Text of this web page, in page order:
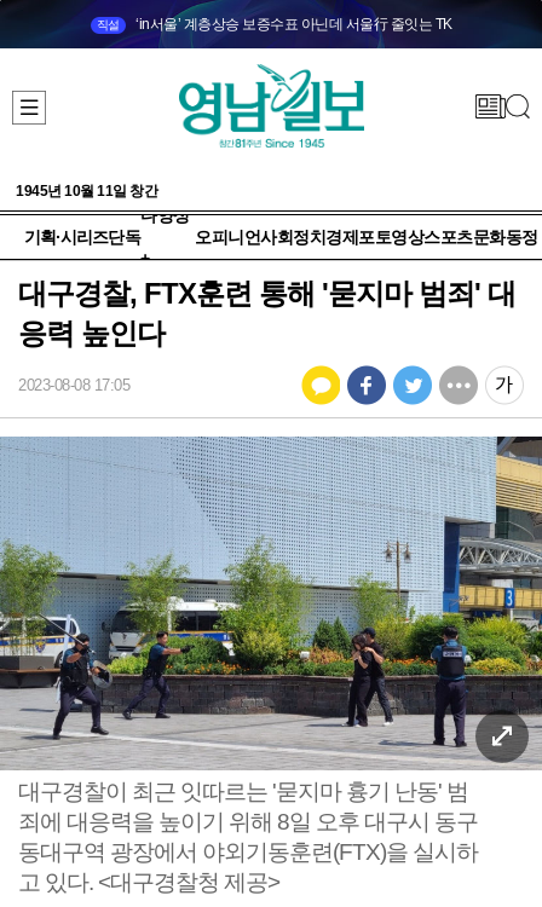
직설 ‘in서울’ 계층상승 보증수표 아닌데 서울行 줄잇는 TK
1945년 10월 11일 창간
기획·시리즈단독
다양성
+
오피니언사회정치 경제 포토영상스포츠문화동정
대구경찰, FTX훈련 통해 '묻지마 범죄' 대
응력 높인다
2023-08-08 17:05
대구경찰이 최근 잇따르는 '묻지마 흉기 난동' 범
죄에 대응력을 높이기 위해 8일 오후 대구시 동구
동대구역 광장에서 야외기동훈련(FTX)을 실시하
고 있다. <대구경찰청 제공>